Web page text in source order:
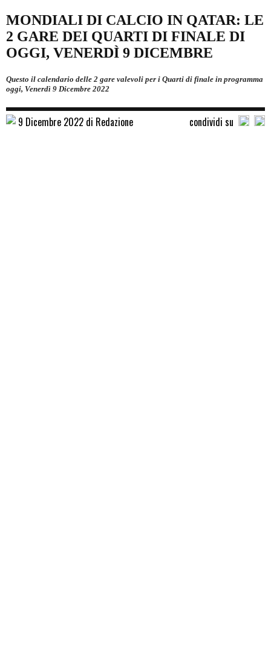
MONDIALI DI CALCIO IN QATAR: LE
2 GARE DEI QUARTI DI FINALE DI
OGGI, VENERDÌ 9 DICEMBRE
Questo il calendario delle 2 gare valevoli per i Quarti di finale in programma
oggi, Venerdì 9 Dicembre 2022
9 Dicembre 2022 di Redazione condividi su